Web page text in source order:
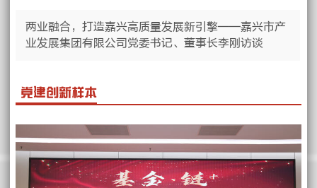
两业融合，打造嘉兴高质量发展新引擎——嘉兴市产
业发展集团有限公司党委书记、董事长李刚访谈
党建创新样本